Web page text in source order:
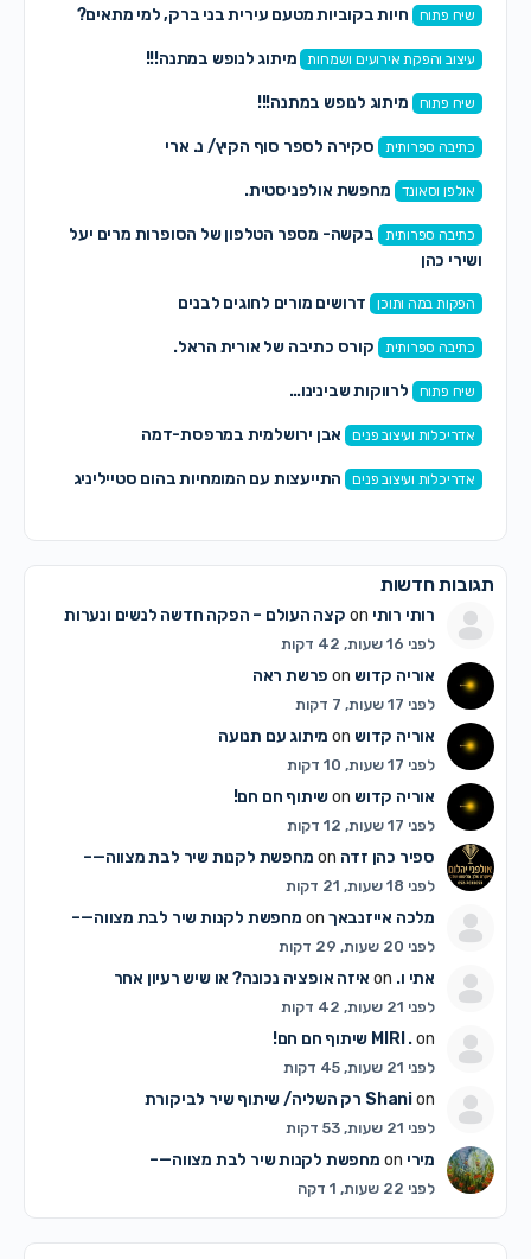
שיח פתוח חיות בקוביות מטעם עירית בני ברק, למי מתאים?
עיצוב והפקת אירועים ושמחות מיתוג לנופש במתנה!!!
שיח פתוח מיתוג לנופש במתנה!!!
כתיבה ספרותית סקירה לספר סוף הקיץ/ נ. ארי
אולפן וסאונד מחפשת אולפניסטית.
כתיבה ספרותית
בקשה- מספר הטלפון של הסופרות מרים יעל
ושירי כהן
הפקות במה ותוכן דרושים מורים לחוגים לבנים
כתיבה ספרותית קורס כתיבה של אורית הראל.
שיח פתוח לרווקות שבינינו…
אדריכלות ועיצוב פנים אבן ירושלמית במרפסת-דמה
אדריכלות ועיצוב פנים התייעצות עם המומחיות בהום סטייליניג
תגובות חדשות
רותי רותיon קצה העולם – הפקה חדשה לנשים ונערות
לפני 16 שעות, 42 דקות
אוריה קדושon פרשת ראה
לפני 17 שעות, 7 דקות
אוריה קדושon מיתוג עם תנועה
לפני 17 שעות, 10 דקות
אוריה קדושon שיתוף חם חם!
לפני 17 שעות, 12 דקות
ספיר כהן זדהon מחפשת לקנות שיר לבת מצווה—–
לפני 18 שעות, 21 דקות
מלכה אייזנבאךon מחפשת לקנות שיר לבת מצווה—–
לפני 20 שעות, 29 דקות
אתי ו.on איזה אופציה נכונה? או שיש רעיון אחר
לפני 21 שעות, 42 דקות
MIRI .on שיתוף חם חם!
לפני 21 שעות, 45 דקות
Shanion רק השליה/ שיתוף שיר לביקורת
לפני 21 שעות, 53 דקות
מיריon מחפשת לקנות שיר לבת מצווה—–
לפני 22 שעות, 1 דקה